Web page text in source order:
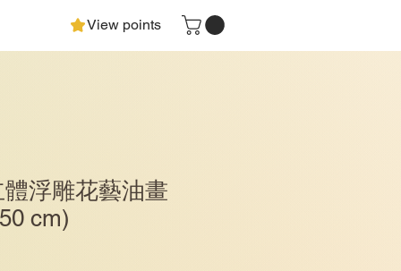
View points
浮雕花藝油畫
cm)